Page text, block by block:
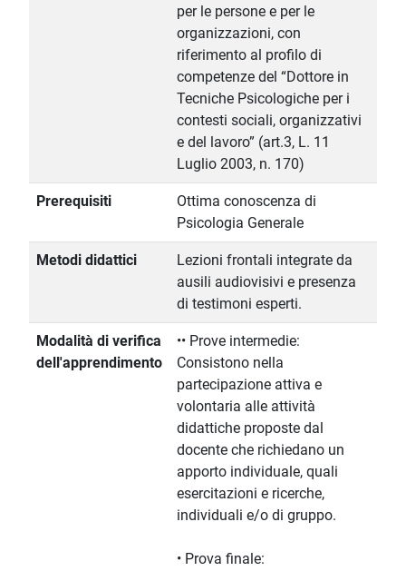
per le persone e per le
organizzazioni, con
riferimento al profilo di
competenze del “Dottore in
Tecniche Psicologiche per i
contesti sociali, organizzativi
e del lavoro” (art.3, L. 11
Luglio 2003, n. 170)
Prerequisiti
Ottima conoscenza di
Psicologia Generale
Metodi didattici
Lezioni frontali integrate da
ausili audiovisivi e presenza
di testimoni esperti.
Modalità di verifica
dell'apprendimento
•• Prove intermedie:
Consistono nella
partecipazione attiva e
volontaria alle attività
didattiche proposte dal
docente che richiedano un
apporto individuale, quali
esercitazioni e ricerche,
individuali e/o di gruppo.
• Prova finale: